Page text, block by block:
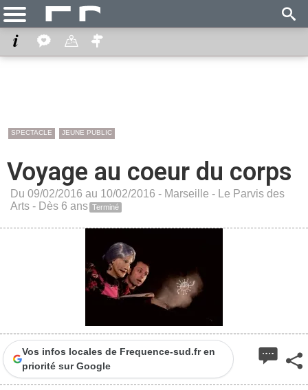
SPECTACLE JEUNE PUBLIC
Voyage au coeur du corps
Du 09/02/2016 au 10/02/2016 - Marseille -
Le Parvis des
Arts - Dès 6 ans Terminé
Vos infos locales de Frequence-sud.fr en
priorité sur Google